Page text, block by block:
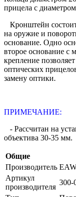
прицела с
Кронштейн
на оружие и
основание. Одно
второе основание с
крепление
оптических
замену оптики.
ПРИМЕЧАНИЕ:
- Рассчитан на
объектива 30-35 мм.
Общие
Производитель
Артикул
производителя
300-